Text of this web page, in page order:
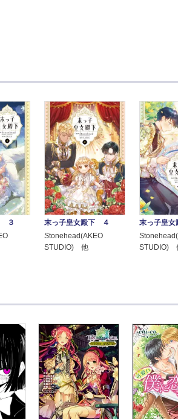
３
末っ子皇女殿下 ４
Stonehead(AKEO
STUDIO) 他
末っ子皇
STUDIO)